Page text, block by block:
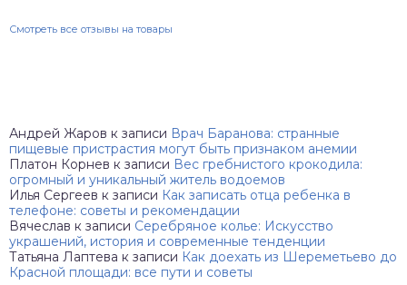
Смотреть все отзывы на товары
Андрей Жаров к записи Врач Баранова: странные
пищевые пристрастия могут быть признаком анемии
Платон Корнев к записи Вес гребнистого крокодила:
огромный и уникальный житель водоемов
Илья Сергеев к записи Как записать отца ребенка в
телефоне: советы и рекомендации
Вячеслав к записи Серебряное колье: Искусство
украшений, история и современные тенденции
Татьяна Лаптева к записи Как доехать из Шереметьево до
Красной площади: все пути и советы